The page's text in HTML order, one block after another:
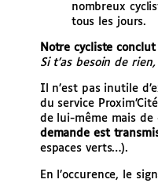
nombreux
tous les jours.
Notre cycliste
Si t’as besoin de
Il n’est pas inutile
du service
de lui-même mais de
demande est
espaces verts…).
En l’occurence, le